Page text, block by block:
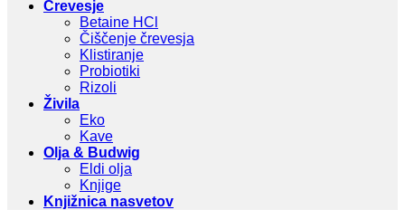
Črevesje
Betaine HCl
Čiščenje črevesja
Klistiranje
Probiotiki
Rizoli
Živila
Eko
Kave
Olja & Budwig
Eldi olja
Knjige
Knjižnica nasvetov